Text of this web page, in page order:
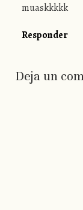
muaskkkkk
Responder
Deja un